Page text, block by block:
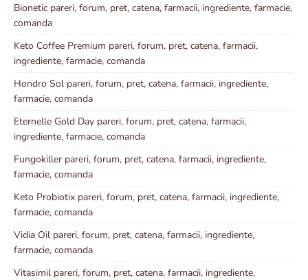
Bionetic pareri, forum, pret, catena, farmacii, ingrediente, farmacie,
comanda
Keto Coffee Premium pareri, forum, pret, catena, farmacii,
ingrediente, farmacie, comanda
Hondro Sol pareri, forum, pret, catena, farmacii, ingrediente,
farmacie, comanda
Eternelle Gold Day pareri, forum, pret, catena, farmacii,
ingrediente, farmacie, comanda
Fungokiller pareri, forum, pret, catena, farmacii, ingrediente,
farmacie, comanda
Keto Probiotix pareri, forum, pret, catena, farmacii, ingrediente,
farmacie, comanda
Vidia Oil pareri, forum, pret, catena, farmacii, ingrediente,
farmacie, comanda
Vitasimil pareri, forum, pret, catena, farmacii, ingrediente,